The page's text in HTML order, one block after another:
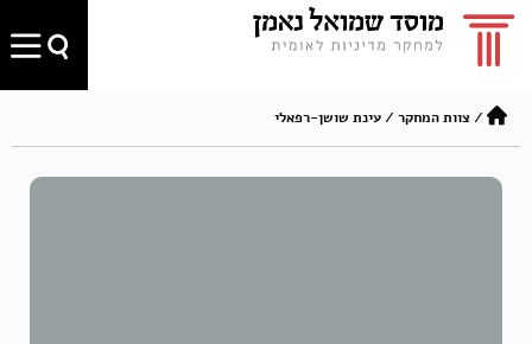
/צוות המחקר /עינת שושן-רפאלי